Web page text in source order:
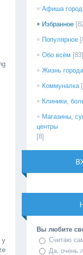
у
Афиша
Избранное
Популярное
Обо всём [83]
Жизнь
Коммуналка
Клиники,
Магазины,
центры
[8]
Вы любите
Считаю
Да, очень